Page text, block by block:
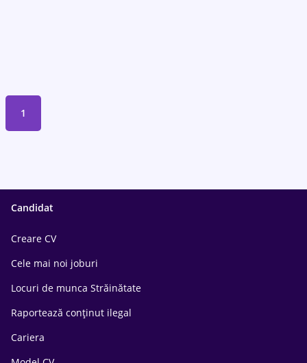
1
Candidat
Creare CV
Cele mai noi joburi
Locuri de munca Străinătate
Raportează conținut ilegal
Cariera